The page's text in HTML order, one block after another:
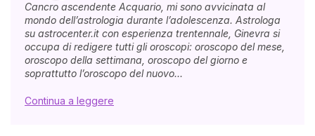
Cancro ascendente Acquario, mi sono avvicinata al
mondo dell’astrologia durante l’adolescenza. Astrologa
su astrocenter.it con esperienza trentennale, Ginevra si
occupa di redigere tutti gli oroscopi: oroscopo del mese,
oroscopo della settimana, oroscopo del giorno e
soprattutto l’oroscopo del nuovo...
Continua a leggere